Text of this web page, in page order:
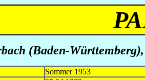
(Baden-Württemberg)
Sommer 1953